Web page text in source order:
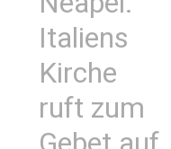
Italiens
Kirche
ruft zum